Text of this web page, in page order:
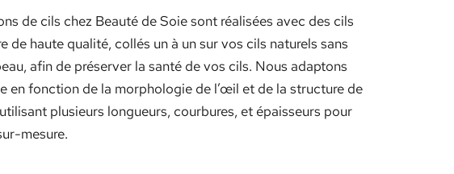
de cils chez Beauté de Soie sont réalisées avec des cils
de haute qualité, collés un à un sur vos cils naturels sans
afin de préserver la santé de vos cils. Nous adaptons
en fonction de la morphologie de l’œil et de la structure de
plusieurs longueurs, courbures, et épaisseurs pour
mesure.